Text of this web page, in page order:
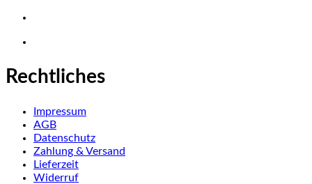
Rechtliches
Impressum
AGB
Datenschutz
Zahlung & Versand
Lieferzeit
Widerruf